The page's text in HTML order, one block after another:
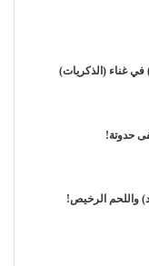
غناء (الذكريات)
حدوتة!
واللحم الرخيص!